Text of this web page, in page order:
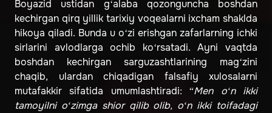
Boyazid ustidan g‘alaba qozonguncha boshdan
kechirgan qirq yillik tarixiy voqealarni ixcham shaklda
hikoya qiladi. Bunda u o‘zi erishgan zafarlarning ichki
sirlarini avlodlarga ochib ko‘rsatadi. Ayni vaqtda
boshdan kechirgan sarguzashtlarining mag‘zini
chaqib, ulardan chiqadigan falsafiy xulosalarni
mutafakkir sifatida umumlashtiradi: “Men o‘n ikki
tamoyilni o‘zimga shior qilib olib, o‘n ikki toifadagi